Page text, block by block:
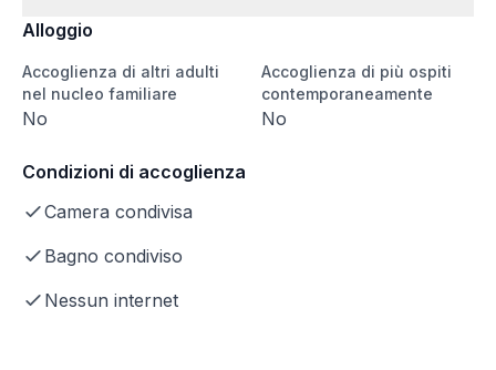
Alloggio
Accoglienza di altri adulti
nel nucleo familiare
No
Accoglienza di più ospiti
contemporaneamente
No
Condizioni di accoglienza
Camera condivisa
Bagno condiviso
Nessun internet